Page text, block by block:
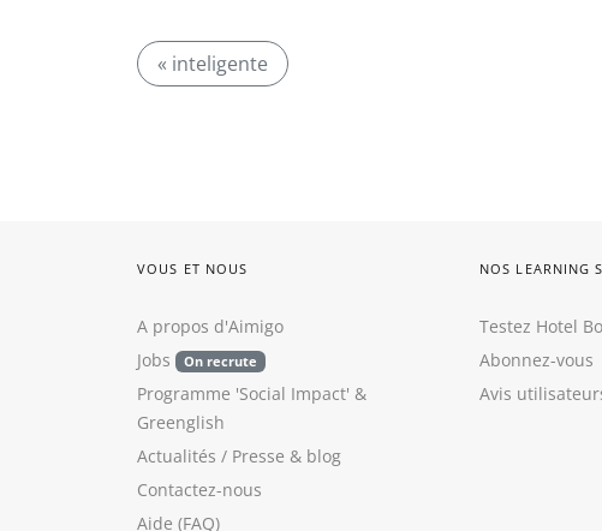
« inteligente
VOUS ET NOUS
A propos d'Aimigo
Jobs
On recrute
Programme 'Social Impact' &
Greenglish
Actualités / Presse & blog
Contactez-nous
Aide (FAQ)
NOS LEARNING
Testez Hotel
Abonnez-vous
Avis